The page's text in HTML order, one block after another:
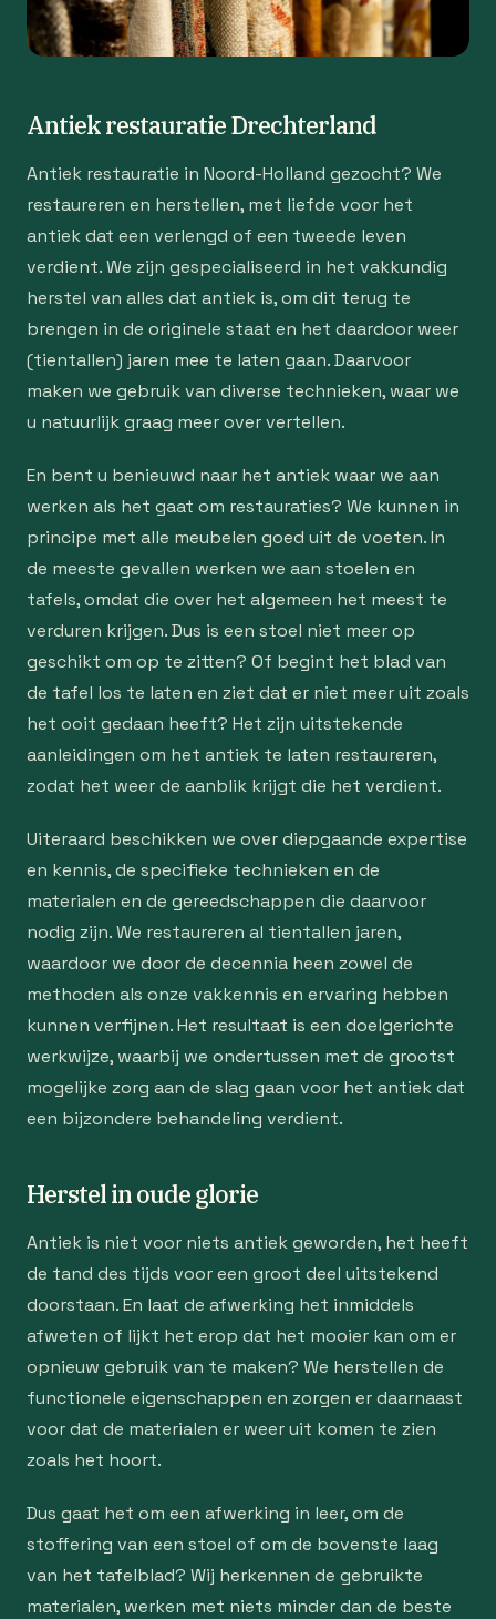
Antiek restauratie Drechterland
Antiek restauratie in Noord-Holland gezocht? We
restaureren en herstellen, met liefde voor het
antiek dat een verlengd of een tweede leven
verdient. We zijn gespecialiseerd in het vakkundig
herstel van alles dat antiek is, om dit terug te
brengen in de originele staat en het daardoor weer
(tientallen) jaren mee te laten gaan. Daarvoor
maken we gebruik van diverse technieken, waar we
u natuurlijk graag meer over vertellen.
En bent u benieuwd naar het antiek waar we aan
werken als het gaat om restauraties? We kunnen in
principe met alle meubelen goed uit de voeten. In
de meeste gevallen werken we aan stoelen en
tafels, omdat die over het algemeen het meest te
verduren krijgen. Dus is een stoel niet meer op
geschikt om op te zitten? Of begint het blad van
de tafel los te laten en ziet dat er niet meer uit zoals
het ooit gedaan heeft? Het zijn uitstekende
aanleidingen om het antiek te laten restaureren,
zodat het weer de aanblik krijgt die het verdient.
Uiteraard beschikken we over diepgaande expertise
en kennis, de specifieke technieken en de
materialen en de gereedschappen die daarvoor
nodig zijn. We restaureren al tientallen jaren,
waardoor we door de decennia heen zowel de
methoden als onze vakkennis en ervaring hebben
kunnen verfijnen. Het resultaat is een doelgerichte
werkwijze, waarbij we ondertussen met de grootst
mogelijke zorg aan de slag gaan voor het antiek dat
een bijzondere behandeling verdient.
Herstel in oude glorie
Antiek is niet voor niets antiek geworden, het heeft
de tand des tijds voor een groot deel uitstekend
doorstaan. En laat de afwerking het inmiddels
afweten of lijkt het erop dat het mooier kan om er
opnieuw gebruik van te maken? We herstellen de
functionele eigenschappen en zorgen er daarnaast
voor dat de materialen er weer uit komen te zien
zoals het hoort.
Dus gaat het om een afwerking in leer, om de
stoffering van een stoel of om de bovenste laag
van het tafelblad? Wij herkennen de gebruikte
materialen, werken met niets minder dan de beste